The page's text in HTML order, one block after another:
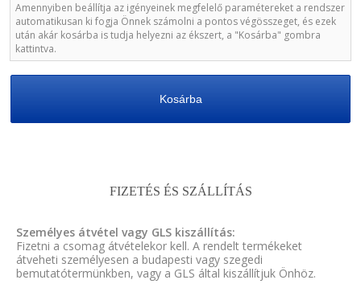
Amennyiben beállítja az igényeinek megfelelő paramétereket a rendszer
automatikusan ki fogja Önnek számolni a pontos végösszeget, és ezek
után akár kosárba is tudja helyezni az ékszert, a "Kosárba" gombra
kattintva.
Kosárba
FIZETÉS ÉS SZÁLLÍTÁS
Személyes átvétel vagy GLS kiszállítás:
Fizetni a csomag átvételekor kell. A rendelt termékeket
átveheti személyesen a budapesti vagy szegedi
bemutatótermünkben, vagy a GLS által kiszállítjuk Önhöz.